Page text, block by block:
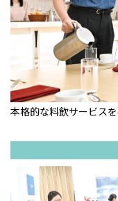
本格的な料飲サービスを